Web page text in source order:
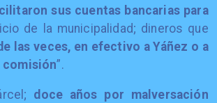
sus cuentas bancarias para
de la municipalidad; dineros que
las veces, en efectivo a Yáñez o a
comisión”.
doce años por malversación